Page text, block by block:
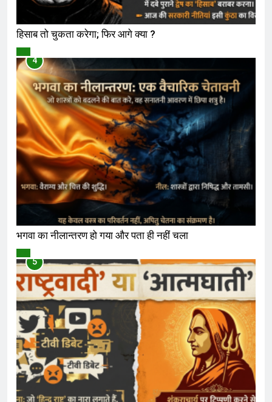
हिसाब तो चुकता करेगा; फिर आगे क्या ?
4
भगवा का नीलान्तरण हो गया और पता ही नहीं चला
5